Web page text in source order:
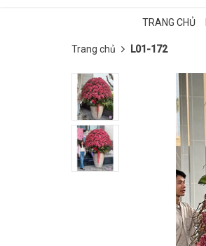
TRANG CHỦ
Trang chủ L01-172